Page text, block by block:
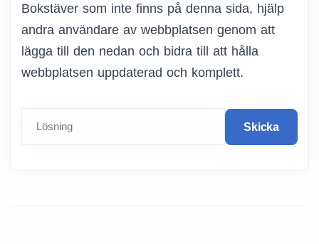
Bokstäver som inte finns på denna sida, hjälp
andra användare av webbplatsen genom att
lägga till den nedan och bidra till att hålla
webbplatsen uppdaterad och komplett.
Lösning Skicka